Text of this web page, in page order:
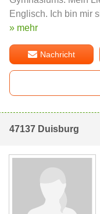
Englisch. Ich bin mir
» mehr
Nachricht
47137 Duisburg